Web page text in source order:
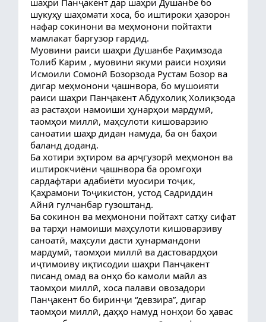
шаҳри Панҷакент дар шаҳри Душанбе бо
шукуҳу шаҳомати хоса, бо иштироки ҳазорон
нафар сокинони ва меҳмонони пойтахти
мамлакат баргузор гардид.
Муовини раиси шаҳри Душанбе Раҳимзода
Толиб Карим , муовини якуми раиси ноҳияи
Исмоили Сомонӣ Бозорзода Рустам Бозор ва
дигар меҳмонони ҷашнвора, бо мушоияти
раиси шаҳри Панҷакент Абдухолиқ Холиқзода
аз растаҳои намоиши ҳунарҳои мардумӣ,
таомҳои миллӣ, маҳсулоти кишоварзию
саноатии шаҳр дидан намуда, ба он баҳои
баланд доданд.
Ба хотири эҳтиром ва арҷгузорӣ меҳмонон ва
иштирокчиёни ҷашнвора ба оромгоҳи
сардафтари адабиёти муосири тоҷик,
Қаҳрамони Тоҷикистон, устод Садриддин
Айнӣ гулчанбар гузоштанд.
Ба сокинон ва меҳмонони пойтахт сатҳу сифат
ва тарҳи намоиши маҳсулоти кишоварзиву
саноатӣ, маҳсули дасти ҳунармандони
мардумӣ, таомҳои миллӣ ва дастовардҳои
иҷтимоиву иқтисодии шаҳри Панҷакент
писанд омад ва онҳо бо камоли майл аз
таомҳои миллӣ, хоса палави овозадори
Панҷакент бо биринҷи “девзира”, дигар
таомҳои миллӣ, даҳҳо намуд нонҳои бо ҳавас